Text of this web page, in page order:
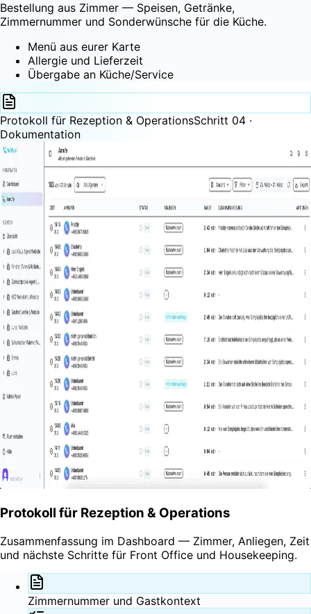
Bestellung aus Zimmer — Speisen, Getränke,
Zimmernummer und Sonderwünsche für die Küche.
Menü aus eurer Karte
Allergie und Lieferzeit
Übergabe an Küche/Service
Protokoll für Rezeption & OperationsSchritt 04 ·
Dokumentation
Protokoll für Rezeption & Operations
Zusammenfassung im Dashboard — Zimmer, Anliegen, Zeit
und nächste Schritte für Front Office und Housekeeping.
Zimmernummer und Gastkontext